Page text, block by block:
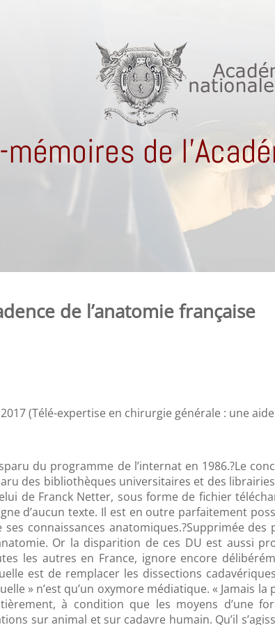
mémoires de
de l’anatomie française
(Télé-expertise en chirurgie générale : une
du programme de l’internat en 1986.?Le
des bibliothèques universitaires et des
de Franck Netter, sous forme de fichier
d’aucun texte. Il est en outre parfaitement
connaissances anatomiques.?Supprimée
Or la disparition de ces DU est aussi
les autres en France, ignore encore
est de remplacer les dissections
» n’est qu’un oxymore médiatique. «
à condition que les moyens d’une
sur animal et sur cadavre humain. Qu’il